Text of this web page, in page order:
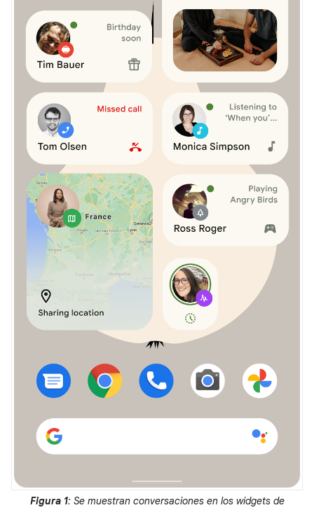
Figura 1: Se muestran conversaciones en los widgets de